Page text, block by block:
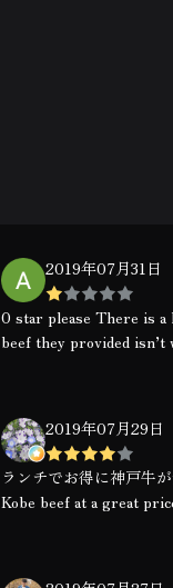
2019年07月31日
0 star please There is a
beef they provided
2019年07月29日
ランチでお得に神戸牛
Kobe beef at a great